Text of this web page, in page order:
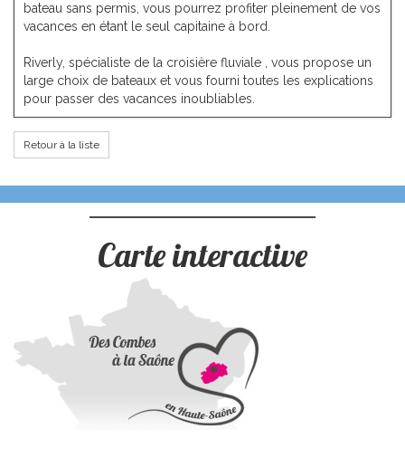
bateau sans permis, vous pourrez profiter pleinement de vos
vacances en étant le seul capitaine à bord.
Riverly, spécialiste de la croisière fluviale , vous propose un
large choix de bateaux et vous fourni toutes les explications
pour passer des vacances inoubliables.
Retour à la liste
Carte interactive